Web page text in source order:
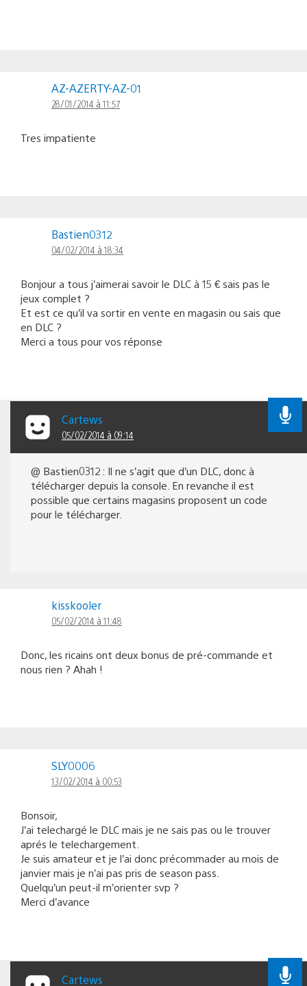
AZ-AZERTY-AZ-01
28/01/2014 à 11:57
Tres impatiente
Bastien0312
04/02/2014 à 18:34
Bonjour a tous j’aimerai savoir le DLC à 15 € sais pas le
jeux complet ?
Et est ce qu’il va sortir en vente en magasin ou sais que
en DLC ?
Merci a tous pour vos réponse
Cartews
05/02/2014 à 09:14
@ Bastien0312 : Il ne s’agit que d’un DLC, donc à
télécharger depuis la console. En revanche il est
possible que certains magasins proposent un code
pour le télécharger.
kisskooler
05/02/2014 à 11:48
Donc, les ricains ont deux bonus de pré-commande et
nous rien ? Ahah !
SLY0006
13/02/2014 à 00:53
Bonsoir,
J’ai telechargé le DLC mais je ne sais pas ou le trouver
aprés le telechargement.
Je suis amateur et je l’ai donc précommader au mois de
janvier mais je n’ai pas pris de season pass.
Quelqu’un peut-il m’orienter svp ?
Merci d’avance
Cartews